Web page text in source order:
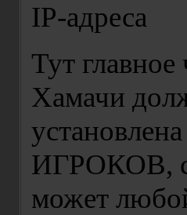
IP-адреса
Тут
Хамачи
ИГРОКОВ,
может